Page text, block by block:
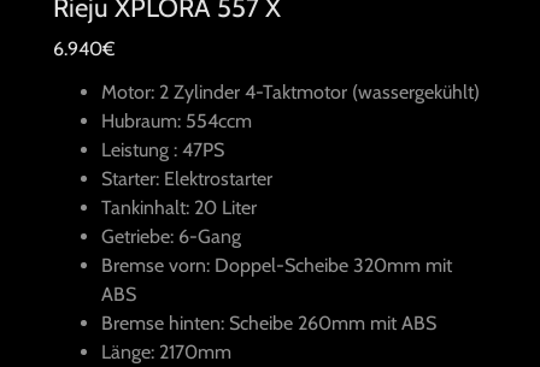
Rieju XPLORA 557 X
6.940€
Motor: 2 Zylinder 4-Taktmotor (wassergekühlt)
Hubraum: 554ccm
Leistung : 47PS
Starter: Elektrostarter
Tankinhalt: 20 Liter
Getriebe: 6-Gang
Bremse vorn: Doppel-Scheibe 320mm mit
ABS
Bremse hinten: Scheibe 260mm mit ABS
Länge: 2170mm